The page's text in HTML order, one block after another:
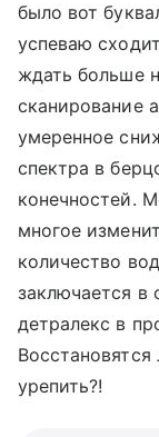
было вот
успеваю
ждать больше
сканирование
умеренное
спектра в
конечностей.
многое
количество
заключается
детралекс в
урепить?!